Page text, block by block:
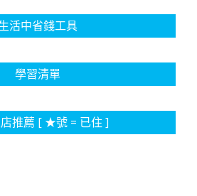
活中省錢工具
學習清單
推薦 [ ★號 = 已住 ]